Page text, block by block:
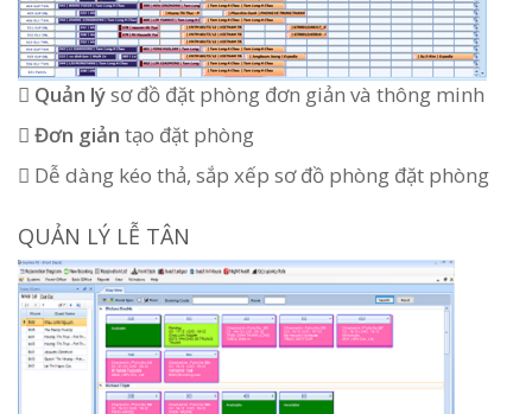
 Quản lýsơ đồ đặt phòng đơn giản và thông minh
 Đơn giản tạo đặt phòng
 Dễ dàng kéo thả, sắp xếp sơ đồ phòng đặt phòng
QUẢN LÝ LỄ TÂN